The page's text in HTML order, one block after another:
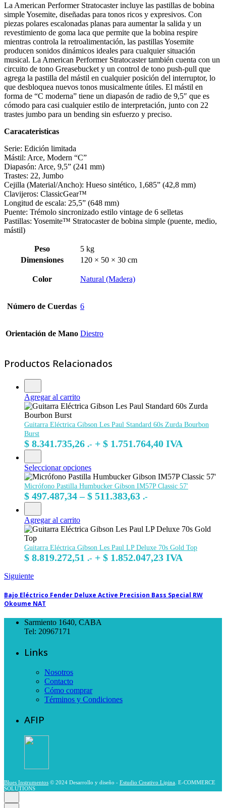
La American Performer Stratocaster incluye las pastillas de bobina
simple Yosemite, diseñadas para tonos ricos y expresivos. Con
piezas polares escalonadas planas para aumentar la salida y un
revestimiento de goma laca que permite que la bobina respire
mientras controla la retroalimentación, las pastillas Yosemite
producen sonidos dinámicos ideales para cualquier situación
musical. La American Performer Stratocaster también cuenta con un
circuito de tono Greasebucket y un control de tono push-pull que
agrega la pastilla del mástil en cualquier posición del interruptor, lo
que desbloquea nuevos tonos musicalmente útiles. El mástil en
forma de “C moderna” tiene un diapasón de radio de 9,5″ que es
cómodo para casi cualquier estilo de interpretación, junto con 22
trastes jumbo para un bending sin esfuerzo y preciso.
Caracateristicas
Serie: Edición limitada
Mástil: Arce, Modern “C”
Diapasón: Arce, 9,5” (241 mm)
Trastes: 22, Jumbo
Cejilla (Material/Ancho): Hueso sintético, 1,685” (42,8 mm)
Clavijeros: ClassicGear™
Longitud de escala: 25,5” (648 mm)
Puente: Trémolo sincronizado estilo vintage de 6 selletas
Pastillas: Yosemite™ Stratocaster de bobina simple (puente, medio,
mástil)
Peso
5 kg
Dimensiones
120 × 50 × 30 cm
Color Natural (Madera)
Número de Cuerdas 6
Orientación de Mano Diestro
Productos Relacionados
Agregar al carrito
Guitarra Eléctrica Gibson Les Paul Standard 60s Zurda Bourbon
Burst
$ 8.341.735,26 .- + $ 1.751.764,40 IVA
Seleccionar opciones
Micrófono Pastilla Humbucker Gibson IM57P Classic 57'
$ 497.487,34 – $ 511.383,63Rango
desde
hasta
$ 511.383,63
.-
Agregar al carrito
Guitarra Eléctrica Gibson Les Paul LP Deluxe 70s Gold Top
$ 8.819.272,51 .- + $ 1.852.047,23 IVA
Siguiente
Bajo Eléctrico Fender Deluxe Active Precision Bass Special RW
Okoume NAT
Sarmiento 1640, CABA
Tel: 20967171
Links
Nosotros
Contacto
Cómo comprar
Términos y Condiciones
AFIP
Blues Instrumentos © 2024 Desarrollo y diseño - Estudio Creativo Lipina . E-COMMERCE
SOLUTIONS